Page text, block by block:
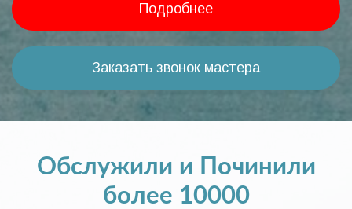
Подробнее
Заказать звонок мастера
Обслужили и Починили
более 10000